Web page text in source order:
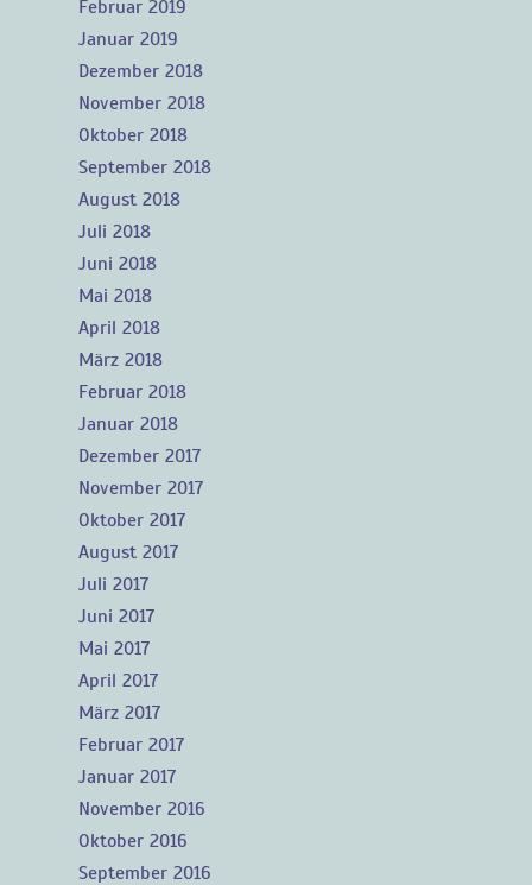
Februar 2019
Januar 2019
Dezember 2018
November 2018
Oktober 2018
September 2018
August 2018
Juli 2018
Juni 2018
Mai 2018
April 2018
März 2018
Februar 2018
Januar 2018
Dezember 2017
November 2017
Oktober 2017
August 2017
Juli 2017
Juni 2017
Mai 2017
April 2017
März 2017
Februar 2017
Januar 2017
November 2016
Oktober 2016
September 2016